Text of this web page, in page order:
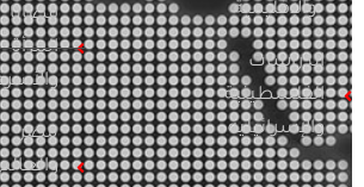
والإقليمية
الدراسات
الفلسطينية
والإسرائيلية
قضايا
المرأة
والأسرة
مصر
والعالم